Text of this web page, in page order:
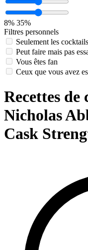
8% 35%
Filtres personnels
Seulement les
Peut faire mais pas
Vous êtes fan
Ceux que vous avez
Recettes de
Nicholas
Cask